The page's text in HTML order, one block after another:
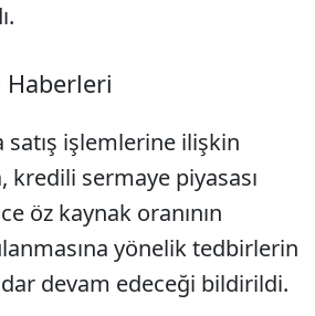
Haberleri
satış işlemlerine ilişkin
kredili sermaye piyasası
öz kaynak oranının
yönelik tedbirlerin
devam edeceği bildirildi.